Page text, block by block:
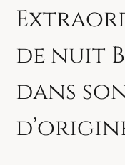
de nuit
dans